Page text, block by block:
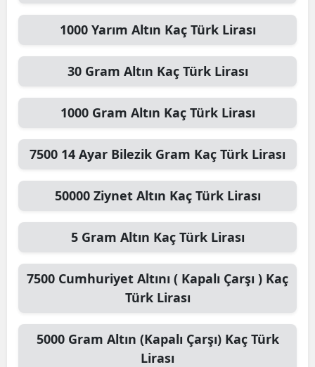
1000 Yarım Altın Kaç Türk Lirası
30 Gram Altın Kaç Türk Lirası
1000 Gram Altın Kaç Türk Lirası
7500 14 Ayar Bilezik Gram Kaç Türk Lirası
50000 Ziynet Altın Kaç Türk Lirası
5 Gram Altın Kaç Türk Lirası
7500 Cumhuriyet Altını ( Kapalı Çarşı ) Kaç
Türk Lirası
5000 Gram Altın (Kapalı Çarşı)Kaç Türk
Lirası